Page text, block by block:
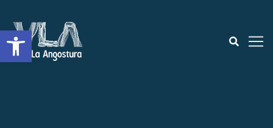
Abrir a barra de ferramentas